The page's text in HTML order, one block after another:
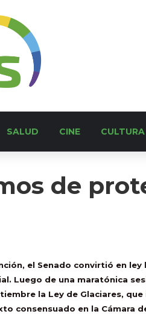
SALUD CINE CULTURA
de
el Senado convirtió en ley
Luego de una maratónica
la Ley de Glaciares, que
consensuado en la Cámara